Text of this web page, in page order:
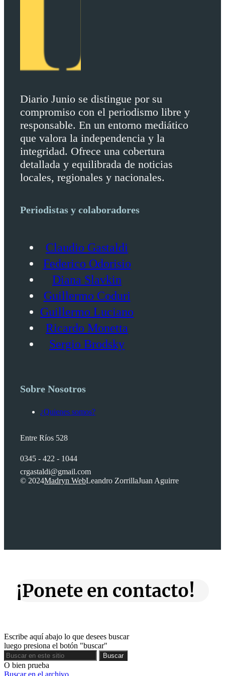
Diario Junio se distingue por su
compromiso con el periodismo libre y
responsable. En un entorno mediático
que valora la independencia y la
integridad. Ofrece una cobertura
detallada y equilibrada de noticias
locales, regionales y nacionales.
Periodistas y colaboradores
Claudio Gastaldi
Federico Odorisio
Diana Slavkin
Guillermo Coduri
Guillermo Luciano
Ricardo Monetta
Sergio Brodsky
Sobre Nosotros
¿Quienes somos?
Entre Ríos 528
0345 - 422 - 1044
crgastaldi@gmail.com
© 2024Madryn WebLeandro ZorrillaJuan Aguirre
¡Ponete en contacto!
Escribe aquí abajo lo que desees buscar
luego presiona el botón "buscar"
Buscar
Buscar
O bien prueba
Buscar en el archivo